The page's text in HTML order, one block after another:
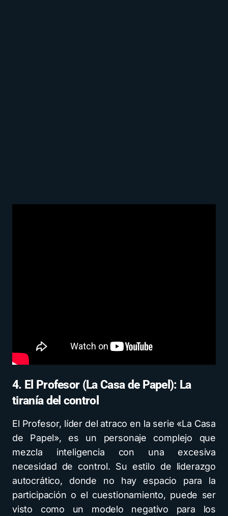
4. El Profesor (La Casa de Papel): La
tiranía del control
El Profesor, líder del atraco en la serie «La Casa
de Papel», es un personaje complejo que
mezcla inteligencia con una excesiva
necesidad de control. Su estilo de liderazgo
autocrático, donde no hay espacio para la
participación o el cuestionamiento, puede ser
visto como un modelo negativo para los